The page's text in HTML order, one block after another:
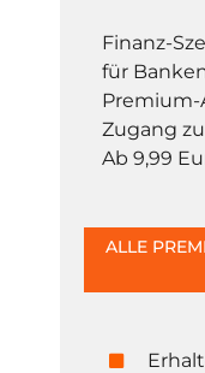
Finanz-
für
Zugang
Ab 9,99
ALLE